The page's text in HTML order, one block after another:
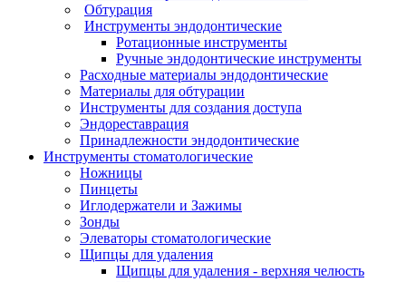
Обтурация
Инструменты эндодонтические
Ротационные инструменты
Ручные эндодонтические инструменты
Расходные материалы эндодонтические
Материалы для обтурации
Инструменты для создания доступа
Эндореставрация
Принадлежности эндодонтические
Инструменты стоматологические
Ножницы
Пинцеты
Иглодержатели и Зажимы
Зонды
Элеваторы стоматологические
Щипцы для удаления
Щипцы для удаления - верхняя челюсть